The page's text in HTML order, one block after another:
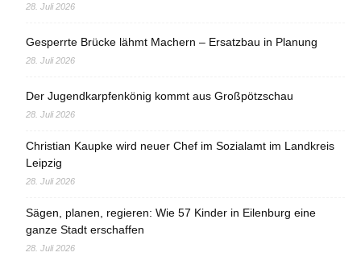
28. Juli 2026
Gesperrte Brücke lähmt Machern – Ersatzbau in Planung
28. Juli 2026
Der Jugendkarpfenkönig kommt aus Großpötzschau
28. Juli 2026
Christian Kaupke wird neuer Chef im Sozialamt im Landkreis
Leipzig
28. Juli 2026
Sägen, planen, regieren: Wie 57 Kinder in Eilenburg eine
ganze Stadt erschaffen
28. Juli 2026